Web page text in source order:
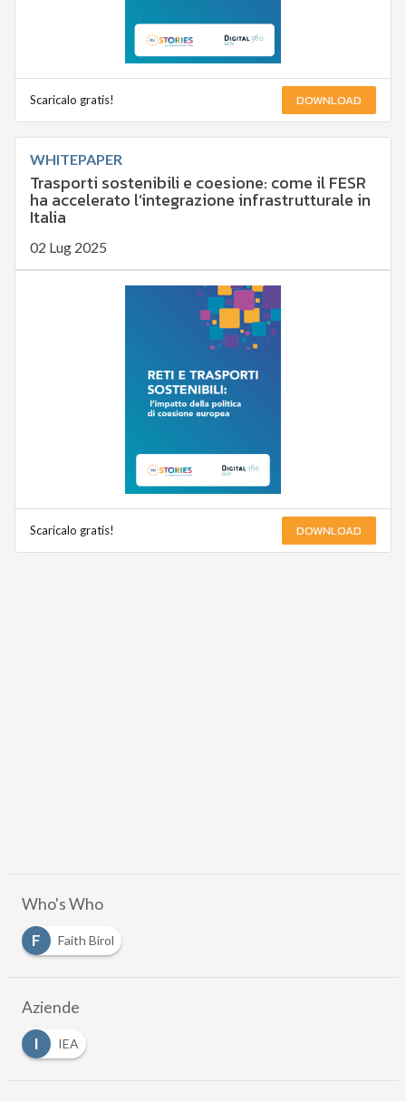
Scaricalo gratis! DOWNLOAD
WHITEPAPER
Trasporti sostenibili e coesione: come il FESR
ha accelerato l’integrazione infrastrutturale in
Italia
02 Lug 2025
Scaricalo gratis! DOWNLOAD
Who's Who
F
Faith Birol
Aziende
I
IEA